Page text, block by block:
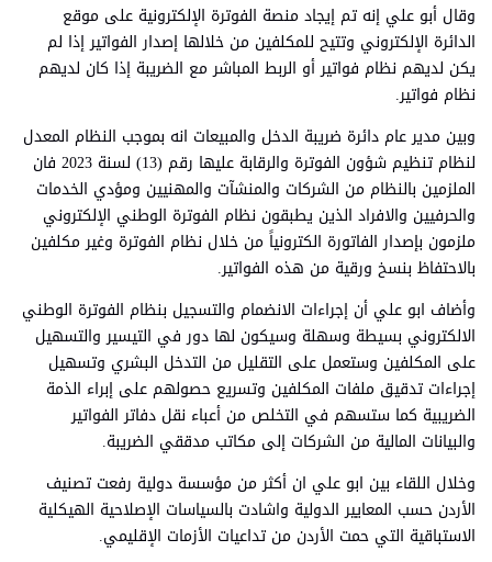
وقال أبو علي إنه تم إيجاد منصة الفوترة الإلكترونية على موقع
الدائرة الإلكتروني وتتيح للمكلفين من خلالها إصدار الفواتير إذا لم
يكن لديهم نظام فواتير أو الربط المباشر مع الضريبة إذا كان لديهم
نظام فواتير.
وبين مدير عام دائرة ضريبة الدخل والمبيعات انه بموجب النظام المعدل
لنظام تنظيم شؤون الفوترة والرقابة عليها رقم (13) لسنة 2023 فان
الملزمين بالنظام من الشركات والمنشآت والمهنيين ومؤدي الخدمات
والحرفيين والافراد الذين يطبقون نظام الفوترة الوطني الإلكتروني
ملزمون بإصدار الفاتورة الكترونياً من خلال نظام الفوترة وغير مكلفين
بالاحتفاظ بنسخ ورقية من هذه الفواتير.
وأضاف ابو علي أن إجراءات الانضمام والتسجيل بنظام الفوترة الوطني
الالكتروني بسيطة وسهلة وسيكون لها دور في التيسير والتسهيل
على المكلفين وستعمل على التقليل من التدخل البشري وتسهيل
إجراءات تدقيق ملفات المكلفين وتسريع حصولهم على إبراء الذمة
الضريبية كما ستسهم في التخلص من أعباء نقل دفاتر الفواتير
والبيانات المالية من الشركات إلى مكاتب مدققي الضريبة.
وخلال اللقاء بين ابو علي ان أكثر من مؤسسة دولية رفعت تصنيف
الأردن حسب المعايير الدولية واشادت بالسياسات الإصلاحية الهيكلية
الاستباقية التي حمت الأردن من تداعيات الأزمات الإقليمي.